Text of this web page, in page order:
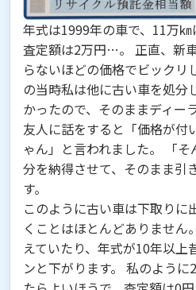
年式は1999年の車で、11万㎞
査定額は2万円…。 正直、新
らないほどの価格でビックリ
の当時私は他に古い車を処分
かったので、そのままディー
友人に話をすると「価格が付
ゃん」と言われました。 「
分を納得させて、そのまま引
す。
このように古い車は下取りに
くことはほとんどありません。
えていたり、年式が10年以上
ンと下がります。 私のように